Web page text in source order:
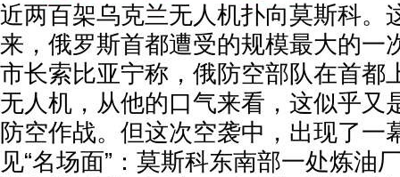
近两百架乌克兰无人机扑向莫斯科。
来，俄罗斯首都遭受的规模最大的一
市长索比亚宁称，俄防空部队在首都
无人机，从他的口气来看，这似乎又
防空作战。但这次空袭中，出现了一
见“名场面”：莫斯科东南部一处炼油